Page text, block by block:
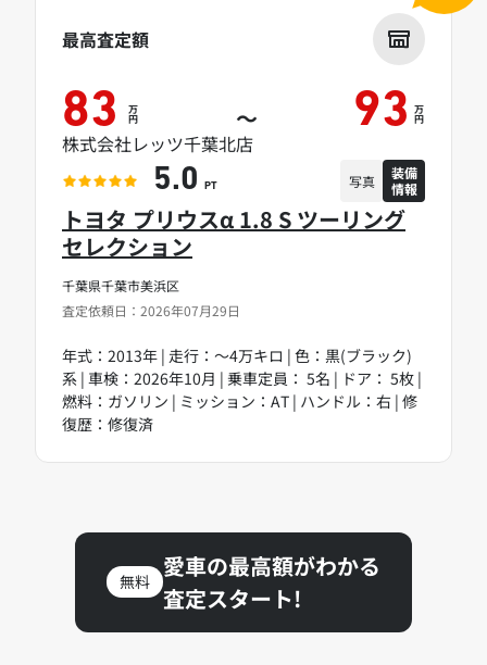
千葉県千葉市美浜区
査定依頼日：2026年07月29日
トヨタ プリウスα 1.8 S ツーリング
セレクション
年式：2013年 | 走行：～4万キロ | 色：黒(ブラック)
系 | 車検：2026年10月 | 乗車定員： 5名 | ドア： 5枚 |
燃料：ガソリン | ミッション：AT | ハンドル：右 | 修
復歴：修復済
最高査定額
83 万
円 ～ 93 万
円
株式会社レッツ千葉北店
5.0 PT 写真
装備
情報
無料
愛車の最高額がわかる
査定スタート!